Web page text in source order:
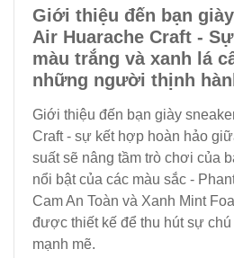
Giới thiệu đến bạn
Air Huarache Craft -
màu trắng và xanh lá
những người thịnh
Giới thiệu đến bạn giày
Craft - sự kết hợp hoàn hảo
suất sẽ nâng tầm trò chơi của
nổi bật của các màu sắc -
Cam An Toàn và Xanh Mint
được thiết kế để thu hút sự
mạnh mẽ.